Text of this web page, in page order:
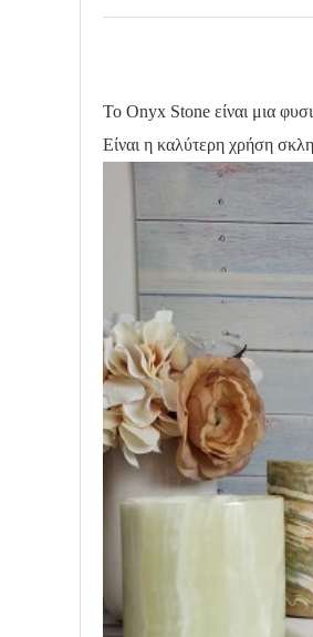
Το Onyx Stone είναι μια
Είναι η καλύτερη χρήση